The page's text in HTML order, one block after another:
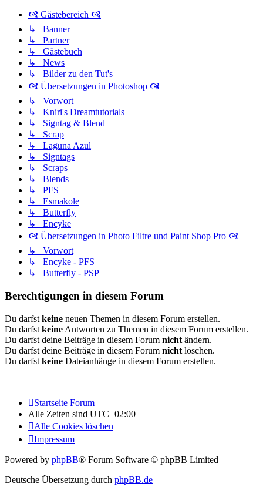
🙧 Gästebereich 🙧
↳ Banner
↳ Partner
↳ Gästebuch
↳ News
↳ Bilder zu den Tut's
🙧 Übersetzungen in Photoshop 🙧
↳ Vorwort
↳ Kniri's Dreamtutorials
↳ Signtag & Blend
↳ Scrap
↳ Laguna Azul
↳ Signtags
↳ Scraps
↳ Blends
↳ PFS
↳ Esmakole
↳ Butterfly
↳ Encyke
🙧 Übersetzungen in Photo Filtre und Paint Shop Pro 🙧
↳ Vorwort
↳ Encyke - PFS
↳ Butterfly - PSP
Berechtigungen in diesem Forum
Du darfst keine neuen Themen in diesem Forum erstellen.
Du darfst keine Antworten zu Themen in diesem Forum erstellen.
Du darfst deine Beiträge in diesem Forum nicht ändern.
Du darfst deine Beiträge in diesem Forum nicht löschen.
Du darfst keine Dateianhänge in diesem Forum erstellen.
Startseite Forum
Alle Zeiten sind UTC+02:00
Alle Cookies löschen
Impressum
Powered by phpBB® Forum Software © phpBB Limited
Deutsche Übersetzung durch phpBB.de